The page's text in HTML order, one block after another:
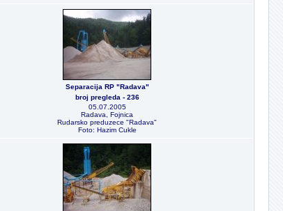
Separacija RP "Radava"
broj pregleda - 236
05.07.2005
Radava, Fojnica
Rudarsko preduzece "Radava"
Foto: Hazim Cukle